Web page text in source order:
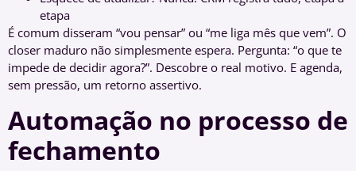
etapa
É comum disseram “vou pensar” ou “me liga mês que vem”. O
closer maduro não simplesmente espera. Pergunta: “o que te
impede de decidir agora?”. Descobre o real motivo. E agenda,
sem pressão, um retorno assertivo.
Automação no processo de
fechamento